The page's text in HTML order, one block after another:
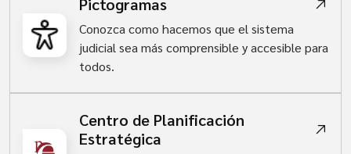
Conozca como hacemos que el sistema
judicial sea más comprensible y accesible para
todos.
Centro de Planificación
Estratégica